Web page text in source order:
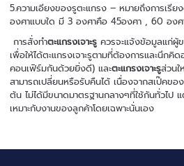
5.ความเอียงของรูตะแกรง – หมายถึงการเรีย
องศาแบบใด มี 3 องศาคือ 45องศา , 60 อง
การสั่งทำตะแกรงเจาะรู ควรจะแจ้งข้อมูลแก่ผู้
เพื่อให้ได้ตะแกรงเจาะรูตามที่ต้องการและนึกคิ
คอนเฟิร์มกันด้วยยิ่งดี) และตะแกรงเจาะรูส่วนใ
สามารถเปลี่ยนหรือรับคืนได้ เนื่องจากสเป๊คของ
ต้น ไม่ได้มีขนาดมาตรฐานกลางๆที่ใช้กันทั่วไป
เหมาะกับงานของลูกค้าโดยเฉพาะนั่นเอง